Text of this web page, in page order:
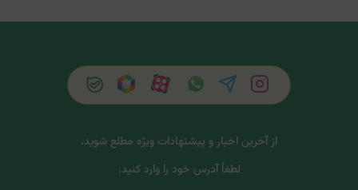
از آخرین اخبار و پیشنهادات ویژه مطلع شوید.
لطفاً آدرس خود را وارد کنید.